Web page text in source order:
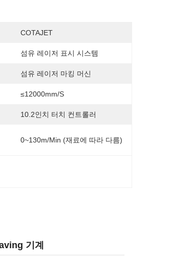
COTAJET
섬유 레이저 표시 시스템
섬유 레이저 마킹 머신
≤12000mm/s
10.2인치 터치 컨트롤러
0~130m/min (재료에 따라 다름)
기계